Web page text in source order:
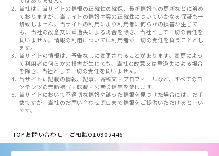
当社は、当サイトの情報の正確性の確保、最新情報への更新などに努め
ておりますが、当サイトの情報内容の正確性についていかなる保証も一
切致しません。当サイトの利用により利用者に何らかの損害が生じて
も、当社の故意又は重過失による場合を除き、当社として一切の責任を
負いません。情報の利用については利用者が一切の責任を負うこととし
ます。
当サイトの情報は、予告なしに変更されることがあります。変更によっ
て利用者に何らかの損害が生じても、当社の故意又は重過失による場合
を除き、当社として一切の責任を負いません。
当サイトに記載の情報、記事、寄稿文・プロフィールなど、すべてのコ
ンテンツの無断複写・転載・公衆送信等を禁じます。
当サイトにおいて不適切な情報や誤った情報を見つけた場合には、お手
数ですが、当社のお問い合わせ窓口まで情報をご提供いただけると幸い
です。
TOPお問い合わせ・ご相談O10906446